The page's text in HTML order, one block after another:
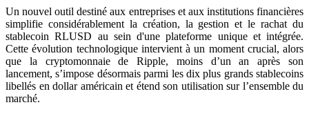
Un nouvel outil destiné aux entreprises et aux institutions financières
simplifie considérablement la création, la gestion et le rachat du
stablecoin RLUSD au sein d'une plateforme unique et intégrée.
Cette évolution technologique intervient à un moment crucial, alors
que la cryptomonnaie de Ripple, moins d’un an après son
lancement, s’impose désormais parmi les dix plus grands stablecoins
libellés en dollar américain et étend son utilisation sur l’ensemble du
marché.